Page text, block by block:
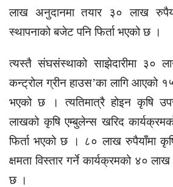
लाख अनुदानमा तयार ३० लाख
स्थापनाको बजेट पनि फिर्ता भएको छ ।
त्यस्तै संघसंस्थाको साझेदारीमा ३०
कन्ट्रोल ग्रीन हाउस’का लागि आएको
भएको छ । त्यतिमात्रै होइन कृषि
लाखको कृषि एम्बुलेन्स खरिद
फिर्ता भएको छ । ८० लाख रुपैयाँमा
क्षमता विस्तार गर्ने कार्यक्रमको ४०
छ ।